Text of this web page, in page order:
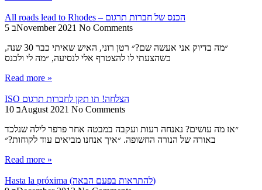
All roads lead to Rhodes – הכנס של חברות תרגום
5 בNovember 2021 No Comments
״מה בדיוק אני אעשה שם?״ רטן רוני, האיש שאיתי כבר 30 שנה,
כשהצעתי לו להצטרף אלי לנסיעה, ״מה לי ולכנס
Read more »
ISO הצלחה! תו תקן לחברות תרגום
10 בAugust 2021 No Comments
״אז מה עושים? נאנחה רעות ועקבה במבטה אחר פרפר לילה שנלכד
באורה של הנורה החשופה. ״איך אנחנו מביאים עוד לקוחות?״
Read more »
Hasta la próxima (להתראות בפעם הבאה)